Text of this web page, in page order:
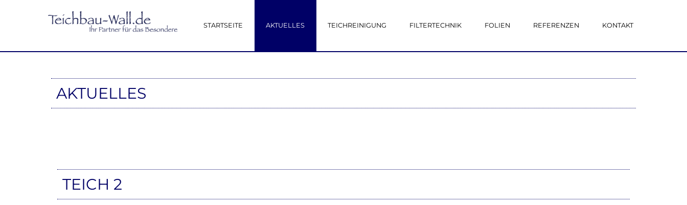
STARTSEITE AKTUELLES TEICHREINIGUNG FILTERTECHNIK FOLIEN REFERENZEN KONTAKT
AKTUELLES
TEICH 2